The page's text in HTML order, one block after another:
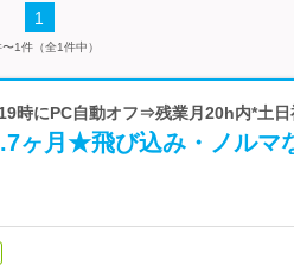
1
〜1件（全1件中）
時にPC自動オフ⇒残業月20h内*土日
ヶ月★飛び込み・ノルマ